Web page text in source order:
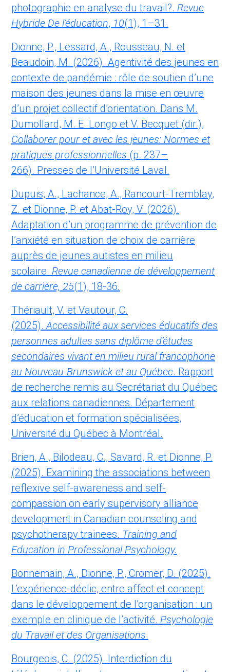
photographie en analyse du travail?. Revue
Hybride De l’éducation, 10(1), 1–31.
Dionne, P., Lessard, A., Rousseau, N. et
Beaudoin, M. (2026). Agentivité des jeunes en
contexte de pandémie : rôle de soutien d’une
maison des jeunes dans la mise en œuvre
d’un projet collectif d’orientation. Dans M.
Dumollard, M. E. Longo et V. Becquet (dir.),
Collaborer pour et avec les jeunes: Normes et
pratiques professionnelles (p. 237–
266). Presses de l’Université Laval.
Dupuis, A., Lachance, A., Rancourt-Tremblay,
Z. et Dionne, P. et Abat-Roy, V. (2026).
Adaptation d’un programme de prévention de
l’anxiété en situation de choix de carrière
auprès de jeunes autistes en milieu
scolaire. Revue canadienne de développement
de carrière, 25(1), 18-36.
Thériault, V. et Vautour, C.
(2025).Accessibilité aux services éducatifs des
personnes adultes sans diplôme d’études
secondaires vivant en milieu rural francophone
au Nouveau-Brunswick et au Québec. Rapport
de recherche remis au Secrétariat du Québec
aux relations canadiennes. Département
d’éducation et formation spécialisées,
Université du Québec à Montréal.
Brien, A., Bilodeau, C., Savard, R. et Dionne, P.
(2025). Examining the associations between
reflexive self-awareness and self-
compassion on early supervisory alliance
development in Canadian counseling and
psychotherapy trainees. Training and
Education in Professional Psychology.
Bonnemain, A., Dionne, P., Cromer, D. (2025).
L’expérience-déclic, entre affect et concept
dans le développement de l’organisation : un
exemple en clinique de l’activité. Psychologie
du Travail et des Organisations.
Bourgeois, C. (2025). Interdiction du